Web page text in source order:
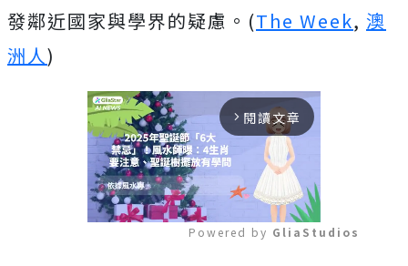
發鄰近國家與學界的疑慮。(The Week, 澳
洲人)
arrow_forward_ios 閱讀文章
Powered by GliaStudios